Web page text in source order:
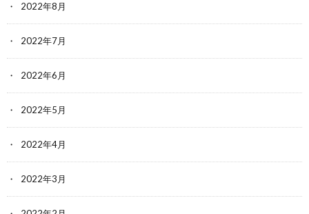
2022年8月
2022年7月
2022年6月
2022年5月
2022年4月
2022年3月